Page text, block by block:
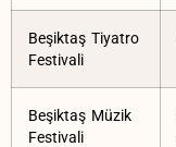
Beşiktaş Tiyatro
Festivali
Beşiktaş Müzik
‍Festivali